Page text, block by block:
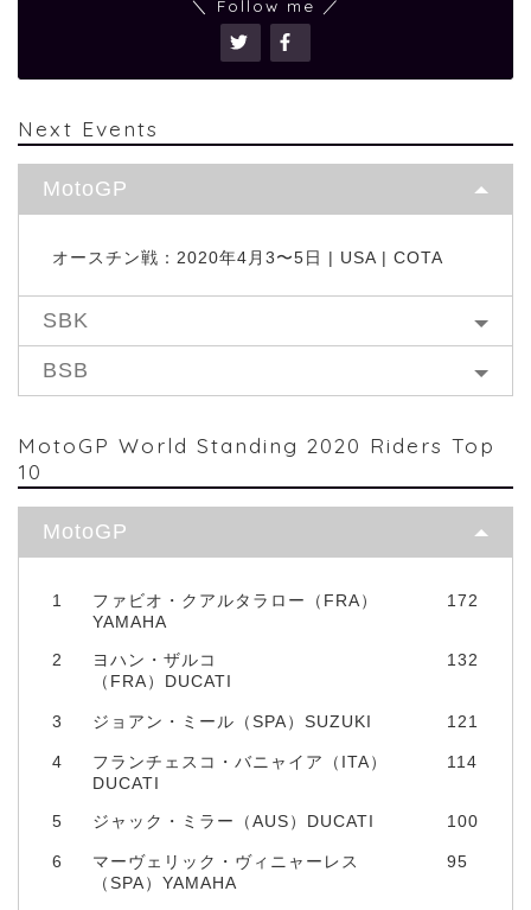
＼ Follow me ／
Next Events
MotoGP
オースチン戦：2020年4月3〜5日 | USA | COTA
SBK
BSB
MotoGP World Standing 2020 Riders Top
10
MotoGP
1
ファビオ・クアルタラロー（FRA）
YAMAHA
172
2
ヨハン・ザルコ
（FRA）DUCATI
132
3 ジョアン・ミール（SPA）SUZUKI 121
4
フランチェスコ・バニャイア（ITA）
DUCATI
114
5 ジャック・ミラー（AUS）DUCATI 100
6
マーヴェリック・ヴィニャーレス
（SPA）YAMAHA
95